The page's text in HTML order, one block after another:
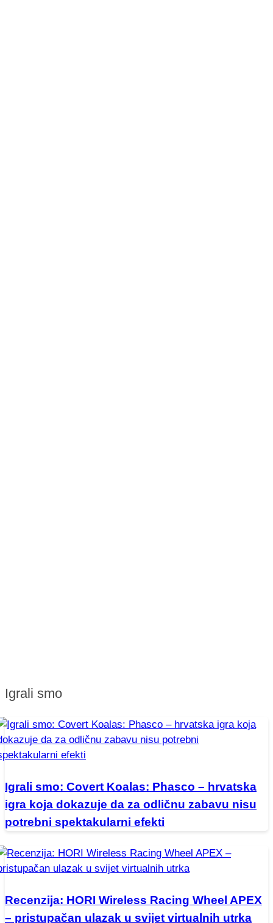
Igrali smo
Igrali smo: Covert Koalas: Phasco – hrvatska
igra koja dokazuje da za odličnu zabavu nisu
potrebni spektakularni efekti
Recenzija: HORI Wireless Racing Wheel APEX
– pristupačan ulazak u svijet virtualnih utrka